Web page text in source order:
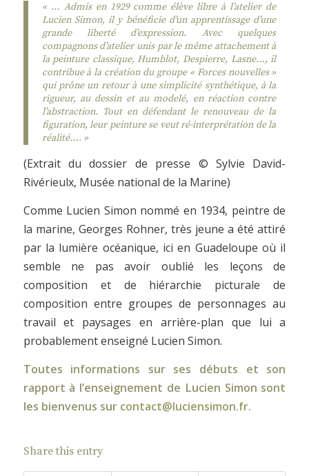
« … Admis en 1929 comme élève libre à l’atelier de
Lucien Simon, il y bénéficie d’un apprentissage d’une
grande liberté d’expression. Avec quelques
compagnons d’atelier unis par le même attachement à
la peinture classique, Humblot, Despierre, Lasne…, il
contribue à la création du groupe « Forces nouvelles »
qui prône un retour à une simplicité synthétique, à la
rigueur, au dessin et au modelé, en réaction contre
l’abstraction. Tout en défendant le renouveau de la
figuration, leur peinture se veut ré-interprétation de la
réalité…. »
(Extrait du dossier de presse © Sylvie David-
Rivérieulx, Musée national de la Marine)
Comme Lucien Simon nommé en 1934, peintre de
la marine, Georges Rohner, très jeune a été attiré
par la lumière océanique, ici en Guadeloupe où il
semble ne pas avoir oublié les leçons de
composition et de hiérarchie picturale de
composition entre groupes de personnages au
travail et paysages en arrière-plan que lui a
probablement enseigné Lucien Simon.
Toutes informations sur ses débuts et son
rapport à l’enseignement de Lucien Simon sont
les bienvenus sur contact@luciensimon.fr.
Share this entry